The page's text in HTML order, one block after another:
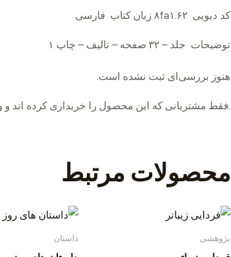
کد دیویی ۸fa۱.۶۲‌ زبان کتاب فارسی
توضیحات جلد – ۳۲ صفحه – تالیف – چاپ ۱
هنوز بررسی‌ای ثبت نشده است.
.فقط مشتریانی که این محصول را خریداری کرده اند و
محصولات مرتبط
پژوهشی داستان